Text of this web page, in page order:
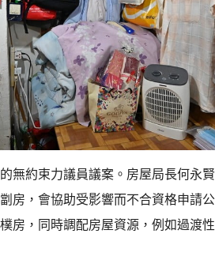
無約束力議員議案。房屋局長何永
房，會協助受影響而不合資格申請
房，同時調配房屋資源，例如過渡